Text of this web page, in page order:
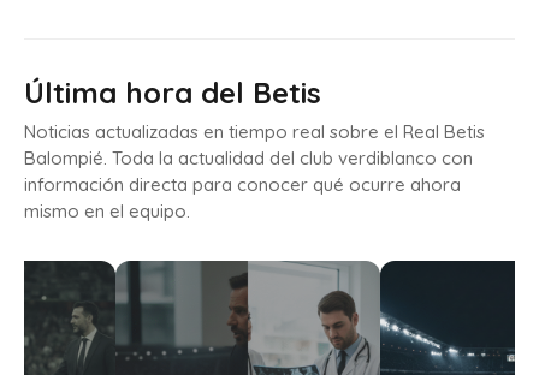
Última hora del Betis
Noticias actualizadas en tiempo real sobre el Real Betis
Balompié. Toda la actualidad del club verdiblanco con
información directa para conocer qué ocurre ahora
mismo en el equipo.